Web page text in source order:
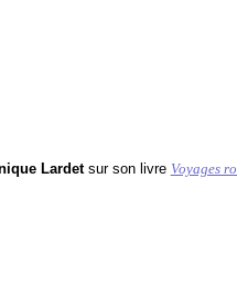
Lardetsur son livre Voyages